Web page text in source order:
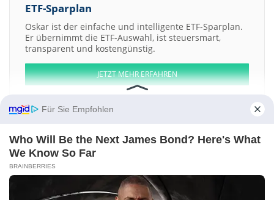
ETF-Sparplan
Oskar ist der einfache und intelligente ETF-Sparplan.
Er übernimmt die ETF-Auswahl, ist steuersmart,
transparent und kostengünstig.
JETZT MEHR ERFAHREN
Aktien ATX DAX EuroStoxx 50 Dow Jones NASDAQ 100
Nikkei 225
Weitere Aktien:
Cemtrex Diffusion Engineers
OnKure Therapeutic a
Für Sie Empfohlen
Who Will Be the Next James Bond? Here's What
We Know So Far
BRAINBERRIES